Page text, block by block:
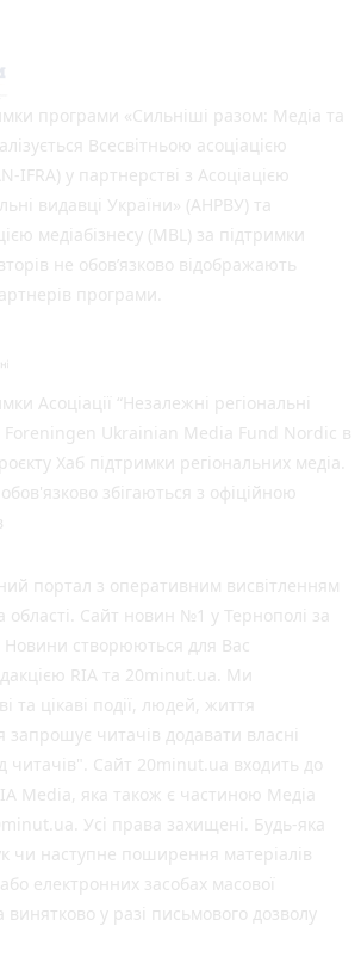
програми «Сильніші разом: Медіа та
Всесвітньою асоціацією
IFRA) у партнерстві з Асоціацією
видавці України» (АНРВУ) та
медіабізнесу (MBL) за підтримки
не обов’язково відображають
програми.
Асоціації “Незалежні регіональні
Foreningen Ukrainian Media Fund Nordic в
Хаб підтримки регіональних медіа.
збігаються з офіційною
портал з оперативним висвітленням
області. Сайт новин №1 у Тернополі за
Новини створюються для Вас
RIA та 20minut.ua. Ми
та цікаві події, людей, життя
запрошує читачів додавати власні
читачів". Сайт 20minut.ua входить до
Media, яка також є частиною Медіа
Усі права захищені. Будь-яка
чи наступне поширення матеріалів
електронних засобах масової
винятково у разі письмового дозволу